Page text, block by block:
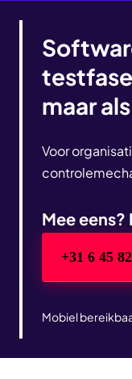
maar
Voor
Mee eens?
+31 6 45
Mobiel